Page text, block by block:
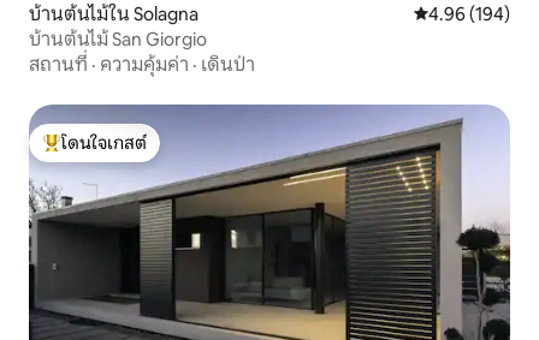
บ้านต้นไม้ใน Solagna คะแนนเฉลี่ย
4.96 (194)
บ้านต้นไม้ San Giorgio
สถานที่ · ความคุ้มค่า · เดินป่า
โดนใจเกสต์ที่สุด
โดนใจเกสต์